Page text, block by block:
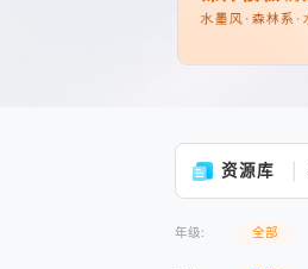
资源库
年级: 全部